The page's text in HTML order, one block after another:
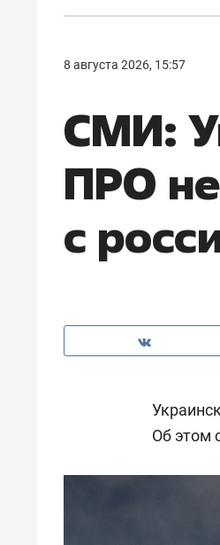
8 августа 2026, 15:57
СМИ:
ПРО
с
Об этом